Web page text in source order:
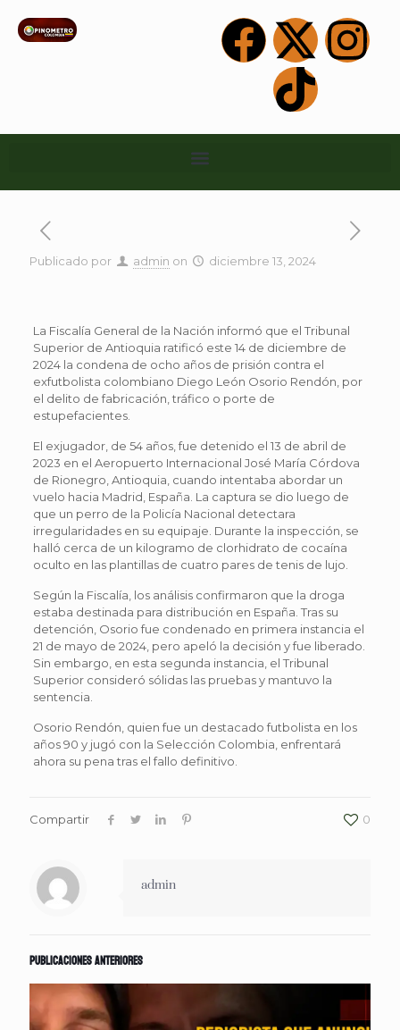
Publicado por admin on diciembre 13, 2024
La Fiscalía General de la Nación informó que el Tribunal
Superior de Antioquia ratificó este 14 de diciembre de
2024 la condena de ocho años de prisión contra el
exfutbolista colombiano Diego León Osorio Rendón, por
el delito de fabricación, tráfico o porte de
estupefacientes.
El exjugador, de 54 años, fue detenido el 13 de abril de
2023 en el Aeropuerto Internacional José María Córdova
de Rionegro, Antioquia, cuando intentaba abordar un
vuelo hacia Madrid, España. La captura se dio luego de
que un perro de la Policía Nacional detectara
irregularidades en su equipaje. Durante la inspección, se
halló cerca de un kilogramo de clorhidrato de cocaína
oculto en las plantillas de cuatro pares de tenis de lujo.
Según la Fiscalía, los análisis confirmaron que la droga
estaba destinada para distribución en España. Tras su
detención, Osorio fue condenado en primera instancia el
21 de mayo de 2024, pero apeló la decisión y fue liberado.
Sin embargo, en esta segunda instancia, el Tribunal
Superior consideró sólidas las pruebas y mantuvo la
sentencia.
Osorio Rendón, quien fue un destacado futbolista en los
años 90 y jugó con la Selección Colombia, enfrentará
ahora su pena tras el fallo definitivo.
Compartir 0
admin
Publicaciones anteriores